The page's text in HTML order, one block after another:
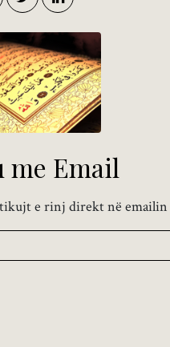
me Email
e rinj direkt në emailin